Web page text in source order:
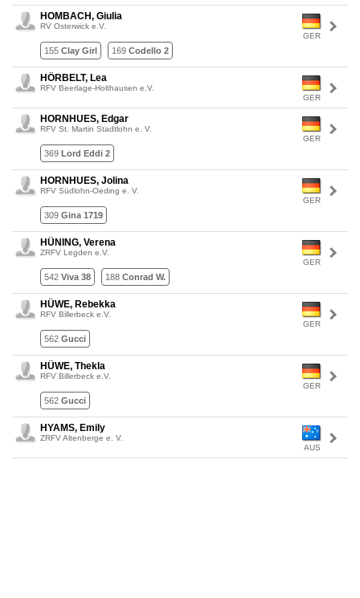
GER
HOMBACH, Giulia
RV Osterwick e.V.
155 Clay Girl 169 Codello 2
GER
HÖRBELT, Lea
RFV Beerlage-Holthausen e.V.
GER
HORNHUES, Edgar
RFV St. Martin Stadtlohn e. V.
369 Lord Eddi 2
GER
HORNHUES, Jolina
RFV Südlohn-Oeding e. V.
309 Gina 1719
GER
HÜNING, Verena
ZRFV Legden e.V.
542 Viva 38 188 Conrad W.
GER
HÜWE, Rebekka
RFV Billerbeck e.V.
562 Gucci
GER
HÜWE, Thekla
RFV Billerbeck e.V.
562 Gucci
AUS
HYAMS, Emily
ZRFV Altenberge e. V.